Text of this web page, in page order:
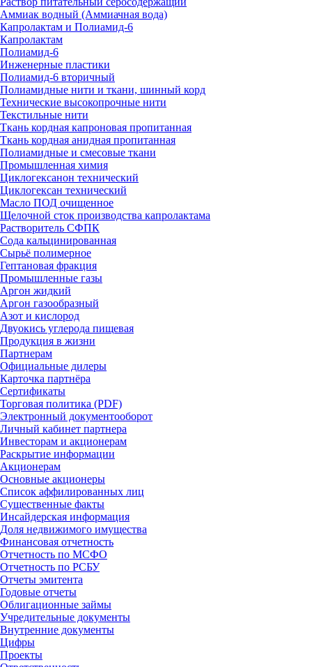
Аммиак водный (Аммиачная вода)
Капролактам и Полиамид-6
Капролактам
Полиамид-6
Инженерные пластики
Полиамид-6 вторичный
Полиамидные нити и ткани, шинный корд
Технические высокопрочные нити
Текстильные нити
Ткань кордная капроновая пропитанная
Ткань кордная анидная пропитанная
Полиамидные и смесовые ткани
Промышленная химия
Циклогексанон технический
Циклогексан технический
Масло ПОД очищенное
Щелочной сток производства капролактама
Растворитель СФПК
Сода кальцинированная
Сырьё полимерное
Гептановая фракция
Промышленные газы
Аргон жидкий
Аргон газообразный
Азот и кислород
Двуокись углерода пищевая
Продукция в жизни
Партнерам
Официальные дилеры
Карточка партнёра
Сертификаты
Торговая политика (PDF)
Электронный документооборот
Личный кабинет партнера
Инвесторам и акционерам
Раскрытие информации
Акционерам
Основные акционеры
Список аффилированных лиц
Существенные факты
Инсайдерская информация
Доля недвижимого имущества
Финансовая отчетность
Отчетность по МСФО
Отчетность по РСБУ
Отчеты эмитента
Годовые отчеты
Облигационные займы
Учредительные документы
Внутренние документы
Цифры
Проекты